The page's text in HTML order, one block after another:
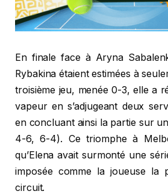
En finale face à Aryna
Rybakina étaient estimées à
troisième jeu, menée 0-3, elle a
vapeur en s’adjugeant deux
en concluant ainsi la partie sur
4-6, 6-4). Ce triomphe à
qu’Elena avait surmonté une
imposée comme la joueuse la
circuit.